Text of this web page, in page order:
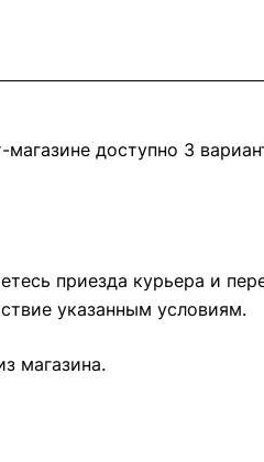
доступно 3
приезда курьера и
указанным условиям.
магазина.